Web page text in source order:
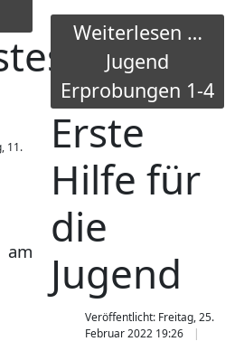
11.
Weiterlesen …
Jugend
Erprobungen 1-4
Erste
Hilfe für
die
Jugend
Veröffentlicht: Freitag, 25.
Februar 2022 19:26